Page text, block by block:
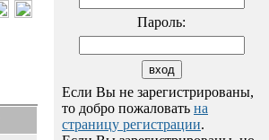
Пароль:
Если Вы не зарегистрированы,
то добро пожаловать на
страницу регистрации.